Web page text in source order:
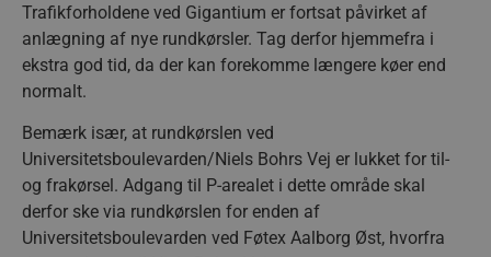
Trafikforholdene ved Gigantium er fortsat påvirket af
anlægning af nye rundkørsler. Tag derfor hjemmefra i
ekstra god tid, da der kan forekomme længere køer end
normalt.
Bemærk især, at rundkørslen ved
Universitetsboulevarden/Niels Bohrs Vej er lukket for til-
og frakørsel. Adgang til P-arealet i dette område skal
derfor ske via rundkørslen for enden af
Universitetsboulevarden ved Føtex Aalborg Øst, hvorfra